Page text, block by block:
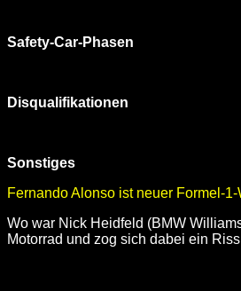
Safety-Car-Phasen
Disqualifikationen
Sonstiges
Fernando Alonso ist neuer Formel-
Wo war Nick Heidfeld (BMW
Motorrad und zog sich dabei ein